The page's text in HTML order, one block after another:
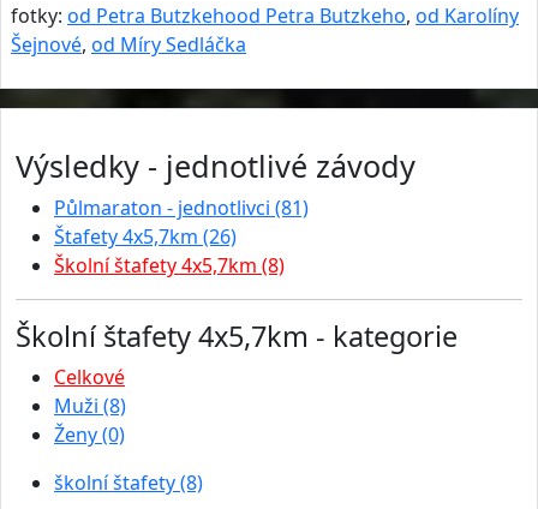
fotky: od Petra Butzkehood Petra Butzkeho, od Karolíny
Šejnové, od Míry Sedláčka
Výsledky - jednotlivé závody
Půlmaraton - jednotlivci (81)
Štafety 4x5,7km (26)
Školní štafety 4x5,7km (8)
Školní štafety 4x5,7km - kategorie
Celkové
Muži (8)
Ženy (0)
školní štafety (8)